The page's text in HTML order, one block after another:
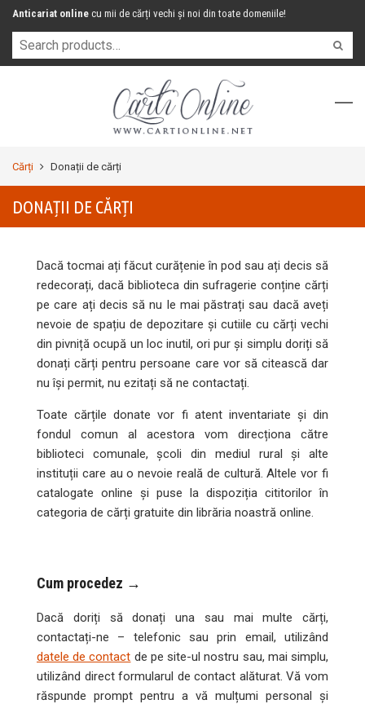
Anticariat online cu mii de cărți vechi și noi din toate domeniile!
Cărți Donații de cărți
DONAȚII DE CĂRȚI
Dacă tocmai ați făcut curățenie în pod sau ați decis să
redecorați, dacă biblioteca din sufragerie conține cărți
pe care ați decis să nu le mai păstrați sau dacă aveți
nevoie de spațiu de depozitare și cutiile cu cărți vechi
din pivniță ocupă un loc inutil, ori pur și simplu doriți să
donați cărți pentru persoane care vor să citească dar
nu își permit, nu ezitați să ne contactați.
Toate cărțile donate vor fi atent inventariate și din
fondul comun al acestora vom direcționa către
biblioteci comunale, școli din mediul rural și alte
instituții care au o nevoie reală de cultură. Altele vor fi
catalogate online și puse la dispoziția cititorilor în
categoria de cărți gratuite din librăria noastră online.
Cum procedez →
Dacă doriți să donați una sau mai multe cărți,
contactați-ne – telefonic sau prin email, utilizând
datele de contact de pe site-ul nostru sau, mai simplu,
utilizând direct formularul de contact alăturat. Vă vom
răspunde prompt pentru a vă mulțumi personal și